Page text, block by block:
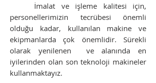
İmalat ve işleme kalitesi için,
personellerimizin tecrübesi önemli
olduğu kadar, kullanılan makine ve
ekipmanlarda çok önemlidir. Sürekli
olarak yenilenen ve alanında en
iyilerinden olan son teknoloji makineler
kullanmaktayız.